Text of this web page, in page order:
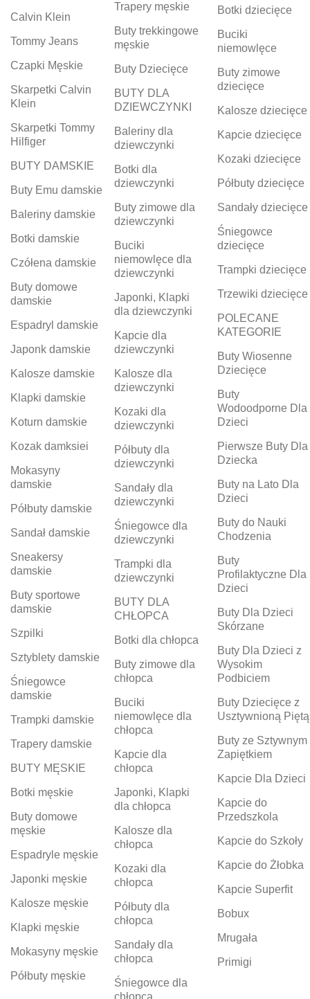
Calvin Klein
Tommy Jeans
Czapki Męskie
Skarpetki Calvin
Klein
Skarpetki Tommy
Hilfiger
BUTY DAMSKIE
Buty Emu damskie
Baleriny damskie
Botki damskie
Czółena damskie
Buty domowe
damskie
Espadryl damskie
Japonk damskie
Kalosze damskie
Klapki damskie
Koturn damskie
Kozak damksiei
Mokasyny
damskie
Półbuty damskie
Sandał damskie
Sneakersy
damskie
Buty sportowe
damskie
Szpilki
Sztyblety damskie
Śniegowce
damskie
Trampki damskie
Trapery damskie
BUTY MĘSKIE
Botki męskie
Buty domowe
męskie
Espadryle męskie
Japonki męskie
Kalosze męskie
Klapki męskie
Mokasyny męskie
Półbuty męskie
Trapery męskie
Buty trekkingowe
męskie
Buty Dziecięce
BUTY DLA
DZIEWCZYNKI
Baleriny dla
dziewczynki
Botki dla
dziewczynki
Buty zimowe dla
dziewczynki
Buciki
niemowlęce dla
dziewczynki
Japonki, Klapki
dla dziewczynki
Kapcie dla
dziewczynki
Kalosze dla
dziewczynki
Kozaki dla
dziewczynki
Półbuty dla
dziewczynki
Sandały dla
dziewczynki
Śniegowce dla
dziewczynki
Trampki dla
dziewczynki
BUTY DLA
CHŁOPCA
Botki dla chłopca
Buty zimowe dla
chłopca
Buciki
niemowlęce dla
chłopca
Kapcie dla
chłopca
Japonki, Klapki
dla chłopca
Kalosze dla
chłopca
Kozaki dla
chłopca
Półbuty dla
chłopca
Sandały dla
chłopca
Śniegowce dla
Botki dziecięce
Buciki
niemowlęce
Buty zimowe
dziecięce
Kalosze dziecięce
Kapcie dziecięce
Kozaki dziecięce
Półbuty dziecięce
Sandały dziecięce
Śniegowce
dziecięce
Trampki dziecięce
Trzewiki dziecięce
POLECANE
KATEGORIE
Buty Wiosenne
Dziecięce
Buty
Wodoodporne Dla
Dzieci
Pierwsze Buty Dla
Dziecka
Buty na Lato Dla
Dzieci
Buty do Nauki
Chodzenia
Buty
Profilaktyczne Dla
Dzieci
Buty Dla Dzieci
Skórzane
Buty Dla Dzieci z
Wysokim
Podbiciem
Buty Dziecięce z
Usztywnioną Piętą
Buty ze Sztywnym
Zapiętkiem
Kapcie Dla Dzieci
Kapcie do
Przedszkola
Kapcie do Szkoły
Kapcie do Żłobka
Kapcie Superfit
Bobux
Mrugała
Primigi